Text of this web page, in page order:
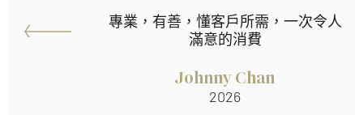
專業，有善，懂客戶所需，一次令人
滿意的消費
Johnny Chan
2026